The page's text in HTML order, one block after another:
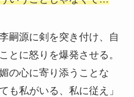
嗣源に剣を突き付け、自
とに怒りを爆発させる。
の心に寄り添うことな
も私がいる、私に従え」